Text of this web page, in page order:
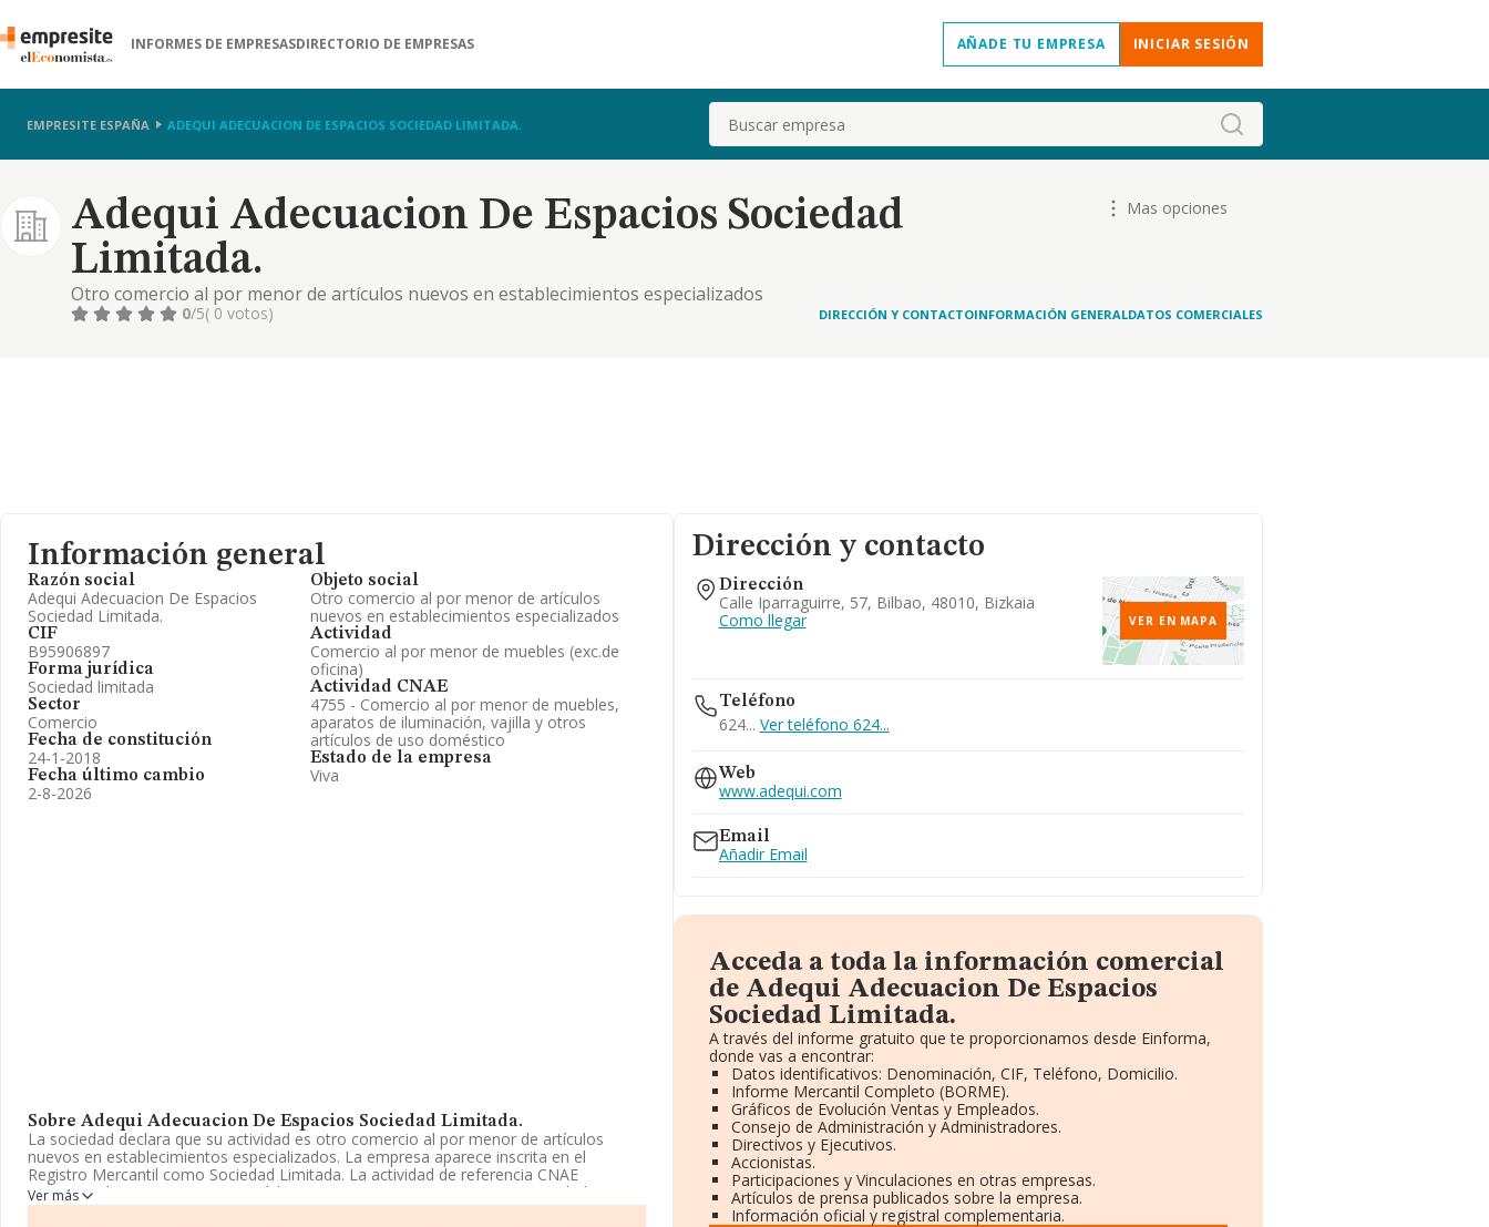
INFORMES DE EMPRESASDIRECTORIO DE EMPRESAS AÑADE TU EMPRESA INICIAR SESIÓN
EMPRESITE ESPAÑA ADEQUI ADECUACION DE ESPACIOS SOCIEDAD LIMITADA. Buscar
Adequi Adecuacion De Espacios Sociedad
Limitada.
Otro comercio al por menor de artículos nuevos en establecimientos especializados
Mas opciones
0/5( 0 votos) DIRECCIÓN Y CONTACTOINFORMACIÓN GENERALDATOS COMERCIALES
Información general
Razón social
Adequi Adecuacion De Espacios
Sociedad Limitada.
CIF
B95906897
Forma jurídica
Sociedad limitada
Sector
Comercio
Fecha de constitución
24-1-2018
Fecha último cambio
2-8-2026
Objeto social
Otro comercio al por menor de artículos
nuevos en establecimientos especializados
Actividad
Comercio al por menor de muebles (exc.de
oficina)
Actividad CNAE
4755 - Comercio al por menor de muebles,
aparatos de iluminación, vajilla y otros
artículos de uso doméstico
Estado de la empresa
Viva
Sobre Adequi Adecuacion De Espacios Sociedad Limitada.
La sociedad declara que su actividad es otro comercio al por menor de artículos
nuevos en establecimientos especializados. La empresa aparece inscrita en el
Registro Mercantil como Sociedad Limitada. La actividad de referencia CNAE
corresponde a '%cnae%', cuyo Código es 4755. La empresa no tiene actividad en
mercados exteriores.
Ver más
Dirección y contacto
Dirección
Calle Iparraguirre, 57, Bilbao, 48010, Bizkaia
Como llegar
VER EN MAPA
Teléfono
624... Ver teléfono 624...
Web
www.adequi.com
Email
Añadir Email
Acceda a toda la información comercial
de Adequi Adecuacion De Espacios
Sociedad Limitada.
A través del informe gratuito que te proporcionamos desde Einforma,
donde vas a encontrar:
Datos identificativos: Denominación, CIF, Teléfono, Domicilio.
Informe Mercantil Completo (BORME).
Gráficos de Evolución Ventas y Empleados.
Consejo de Administración y Administradores.
Directivos y Ejecutivos.
Accionistas.
Participaciones y Vinculaciones en otras empresas.
Artículos de prensa publicados sobre la empresa.
Información oficial y registral complementaria.